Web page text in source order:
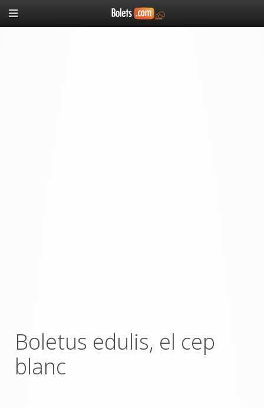
Boletus edulis, el cep
blanc